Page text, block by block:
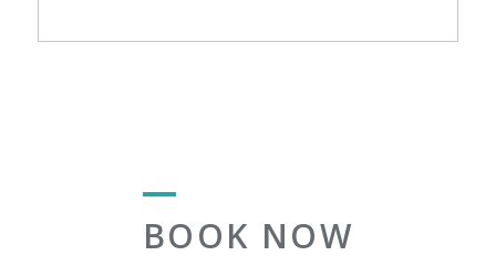
BOOK NOW